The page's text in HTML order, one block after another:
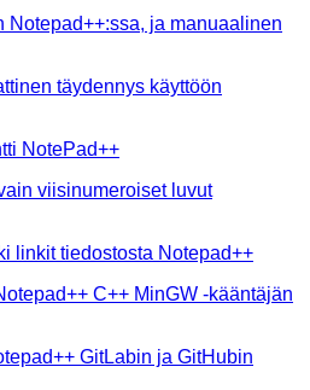
Notepad++:ssa, ja manuaalinen
täydennys käyttöön
NotePad++
viisinumeroiset luvut
linkit tiedostosta Notepad++
C++ MinGW -kääntäjän
GitLabin ja GitHubin